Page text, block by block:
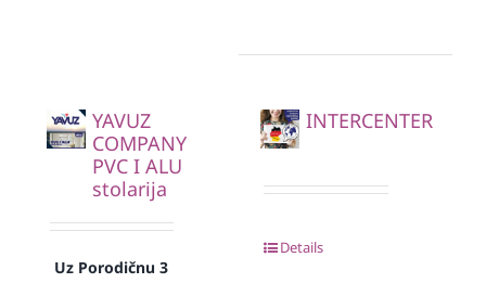
YAVUZ
COMPANY
PVC I ALU
stolarija
Uz Porodičnu 3
INTERCENTER
Details